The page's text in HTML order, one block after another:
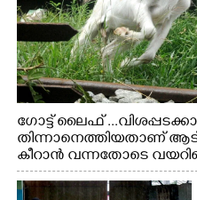
ഗോട്ട് ലൈഫ്
തിന്നാനെത്തിയതാണ് ആട്.
കീറാൻ വന്നതോടെ
വേണ്ടിയായി ഓട്ടം.
നിന്നുള്ള കാഴ്ച